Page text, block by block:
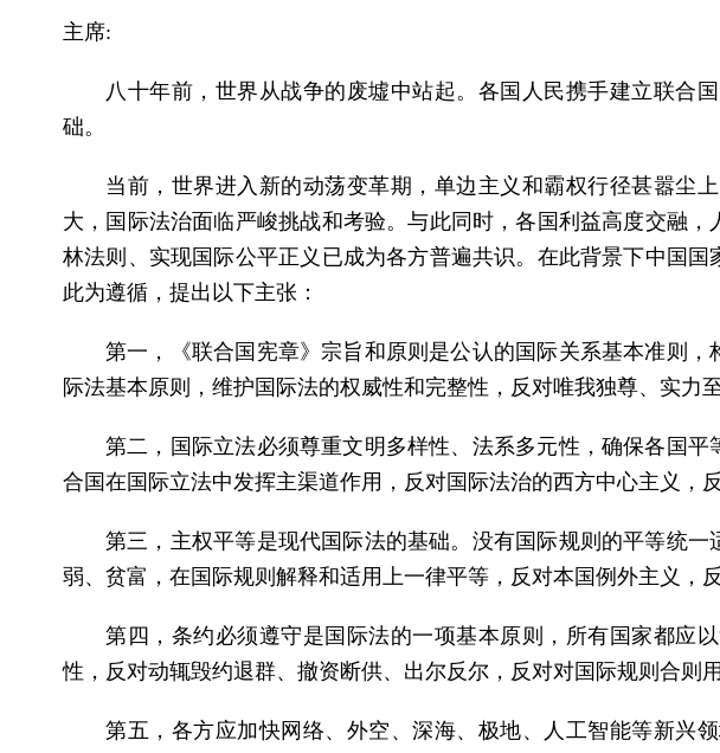
主席:
八十年前，世界从战争的废墟中站起。各国人民携手建立联合
础。
当前，世界进入新的动荡变革期，单边主义和霸权行径甚嚣尘
大，国际法治面临严峻挑战和考验。与此同时，各国利益高度交融
林法则、实现国际公平正义已成为各方普遍共识。在此背景下中国
此为遵循，提出以下主张：
第一，《联合国宪章》宗旨和原则是公认的国际关系基本准则
际法基本原则，维护国际法的权威性和完整性，反对唯我独尊、实力
第二，国际立法必须尊重文明多样性、法系多元性，确保各国
合国在国际立法中发挥主渠道作用，反对国际法治的西方中心主义，
第三，主权平等是现代国际法的基础。没有国际规则的平等统
弱、贫富，在国际规则解释和适用上一律平等，反对本国例外主义，
第四，条约必须遵守是国际法的一项基本原则，所有国家都应
性，反对动辄毁约退群、撤资断供、出尔反尔，反对对国际规则合则
第五，各方应加快网络、外空、深海、极地、人工智能等新兴